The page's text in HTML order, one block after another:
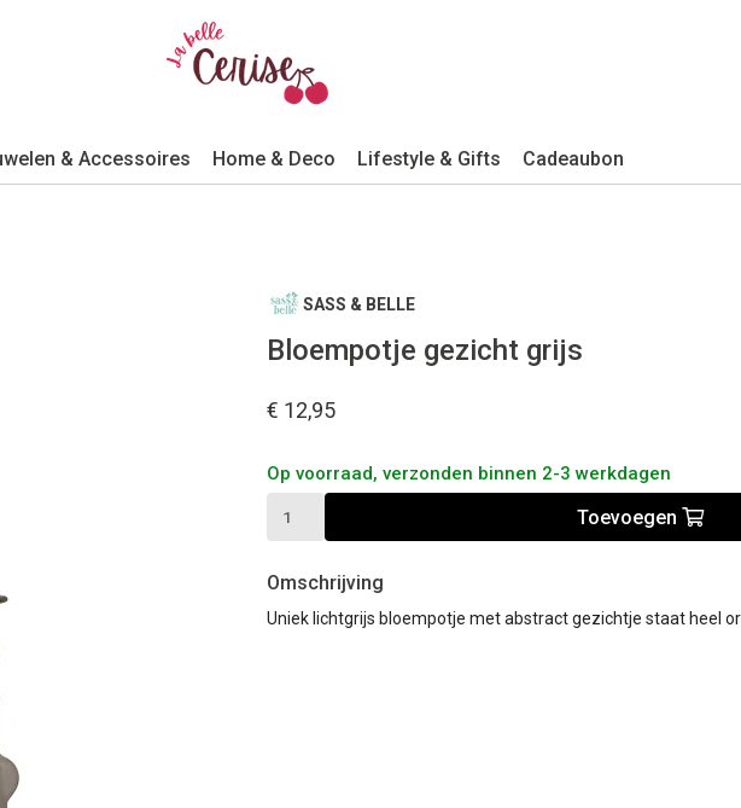
& Accessoires Home & Deco Lifestyle & Gifts Cadeaubon
SASS & BELLE
Bloempotje gezicht grijs
€ 12,95
Op voorraad, verzonden binnen 2-3 werkdagen
Toevoegen
Omschrijving
Uniek lichtgrijs bloempotje met abstract gezichtje staat heel